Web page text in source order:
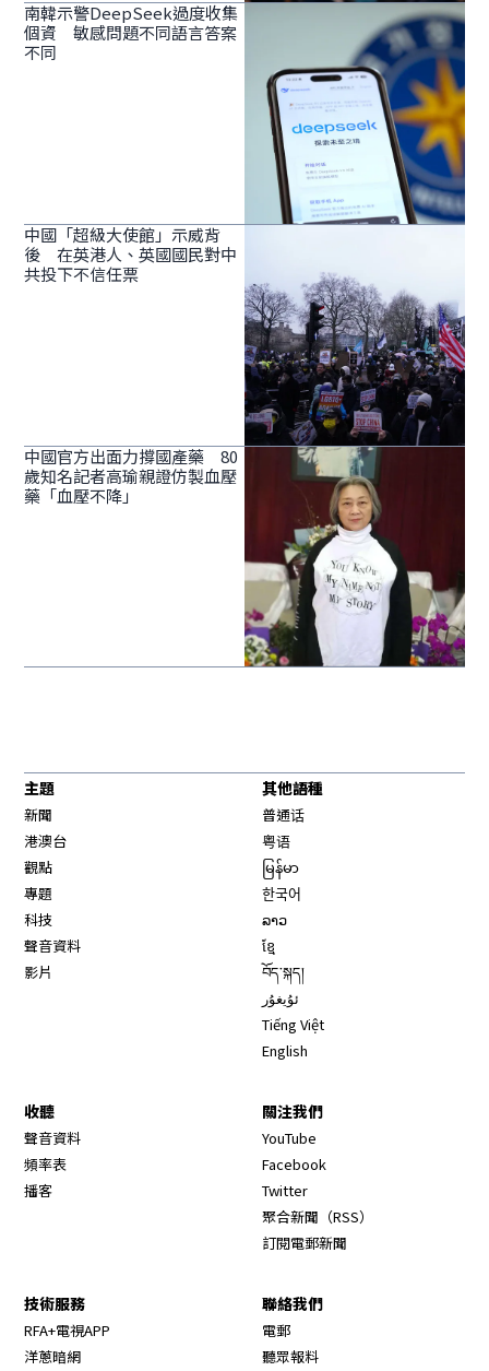
南韓示警DeepSeek過度收集
個資 敏感問題不同語言答案
不同
中國「超級大使館」示威背
後 在英港人、英國國民對中
共投下不信任票
中國官方出面力撐國產藥 80
歲知名記者高瑜親證仿製血壓
藥「血壓不降」
主題
新聞
港澳台
觀點
專題
科技
聲音資料
影片
其他語種
普通话
粤语
မြန်မာ
한국어
ລາວ
ខ្មែ
བོད་སྐད།
ئۇيغۇر
Tiếng Việt
English
收聽
聲音資料
頻率表
播客
關注我們
YouTube
Facebook
Twitter
聚合新聞（RSS）
訂閱電郵新聞
技術服務
RFA+電視APP
洋蔥暗網
聯絡我們
電郵
聽眾報料